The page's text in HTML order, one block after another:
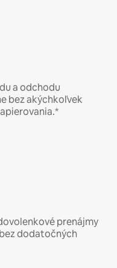
a odchodu
bez akýchkoľvek
prenájmy
dodatočných